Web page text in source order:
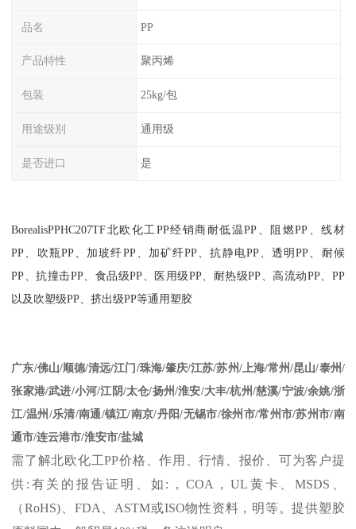
品名 PP
产品特性 聚丙烯
包装 25kg/包
用途级别 通用级
是否进口 是
BorealisPPHC207TF北欧化工PP经销商耐低温PP、阻燃PP、线材
PP、吹瓶PP、加玻纤PP、加矿纤PP、抗静电PP、透明PP、耐候
PP、抗撞击PP、食品级PP、医用级PP、耐热级PP、高流动PP、 PP
以及吹塑级PP、挤出级PP等通用塑胶
广东/佛山/顺德/清远/江门 /珠海/肇庆/江苏/苏州/上海/常州/昆山/泰州/
张家港/武进/小河/江阴/太仓/扬州/淮安/大丰/杭州/慈溪/宁波/余姚/浙
江/温州/乐清/南通/镇江/南京/丹阳/无锡市/徐州市/常州市/苏州市/南
通市/连云港市/淮安市/盐城
需了解北欧化工PP价格、作用、行情、报价、可为客户提
供 : 有关的报告证明、如 : ， COA，UL 黄卡、 MSDS 、
（RoHS)、 FDA、ASTM或ISO物性资料，明等。提供塑胶